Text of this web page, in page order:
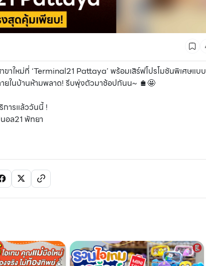
ใหม่ที่ ‘Terminal21 Pattaya’ พร้อมเสิร์ฟโปรโมชันพิเศษแบบ
ายในบ้านห้ามพลาด! รีบพุ่งตัวมาช้อปกันน~ 🛍️🤩
การแล้ววันนี้ !
อล21 พัทยา